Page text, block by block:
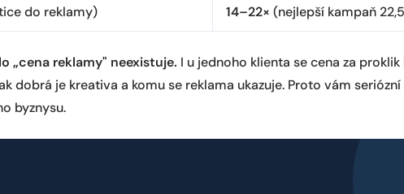
do reklamy) 14–22× (nejlepší kampaň
„cena reklamy" neexistuje. I u jednoho klienta se cena za
dobrá je kreativa a komu se reklama ukazuje. Proto vám
byznysu.